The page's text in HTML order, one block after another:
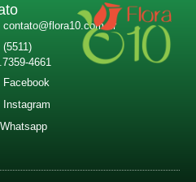
contato@flora10.com.br
(5511)
4661
Facebook
Instagram
Whatsapp